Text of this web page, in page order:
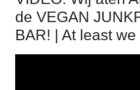
de VEGAN
BAR! | At least